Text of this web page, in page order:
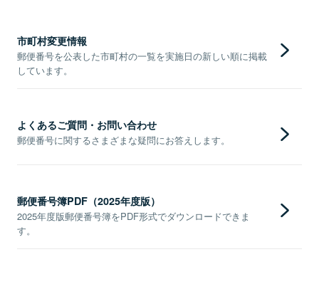
市町村変更情報
郵便番号を公表した市町村の一覧を実施日の新しい順に掲載
しています。
よくあるご質問・お問い合わせ
郵便番号に関するさまざまな疑問にお答えします。
郵便番号簿PDF（2025年度版）
2025年度版郵便番号簿をPDF形式でダウンロードできま
す。